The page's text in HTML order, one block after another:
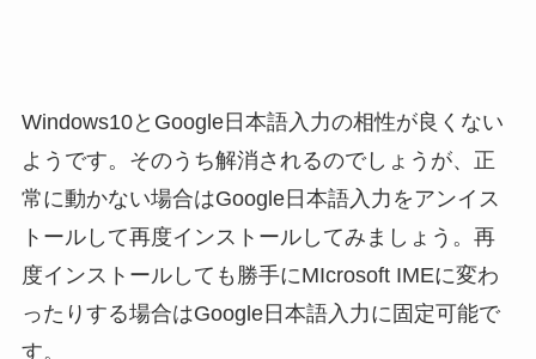
Windows10とGoogle日本語入力の相性が良くない
ようです。そのうち解消されるのでしょうが、正
常に動かない場合はGoogle日本語入力をアンイス
トールして再度インストールしてみましょう。再
度インストールしても勝手にMIcrosoft IMEに変わ
ったりする場合はGoogle日本語入力に固定可能で
す。